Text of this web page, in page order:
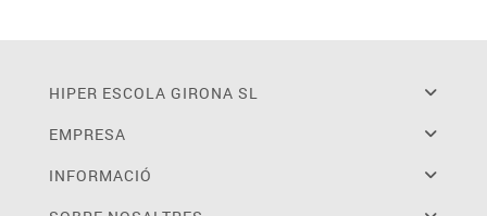
HIPER ESCOLA GIRONA SL
EMPRESA
INFORMACIÓ